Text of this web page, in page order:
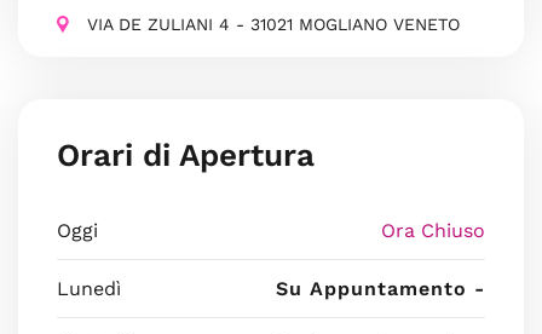
VIA DE ZULIANI 4 - 31021 MOGLIANO VENETO
Orari di Apertura
Oggi Ora Chiuso
Lunedì Su Appuntamento -